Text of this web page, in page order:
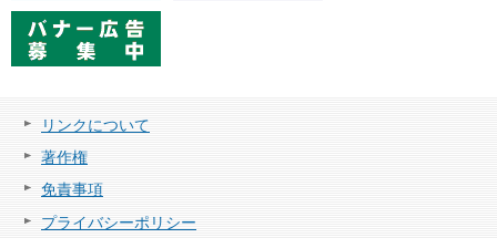
リンクについて
著作権
免責事項
プライバシーポリシー